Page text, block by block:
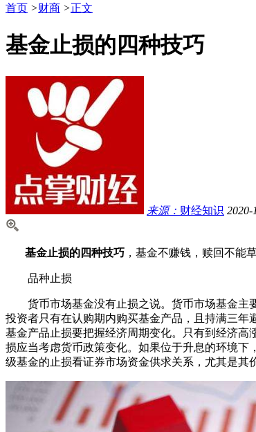
首页 >财商 >正文
基金止损的四种技巧
来源： 财经知识 2020-
基金止损的四种技巧 ，基金不赚钱，赎回不能
品种止损
货币市场基金没有止损之说。货币市场基金主要
投资者只有在认购期内购买基金产品，且持满三
基金产品止损要把握经济周期变化。只有到经济
损应当考虑货币政策变化。如果位于升息的环境
级基金的止损看证券市场资金供求关系，尤其是其